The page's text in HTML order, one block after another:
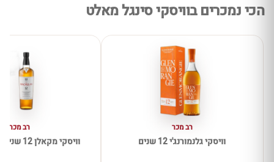
הכי נמכרים בוויסקי סינגל מאלט
רב מכר
וויסקי גלנמורנג'י 12 שנים
רב מכר
וויסקי מקאלן 12 שנים דאבל קאסק